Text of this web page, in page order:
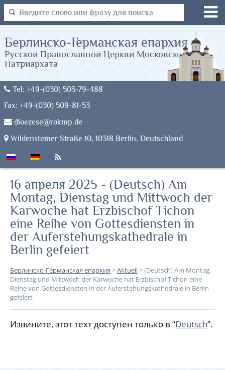
Tel: +49-(030) 503-79-488
Fax: +49-(030) 509-81-53
dioezese@rokmp.de
Wildensteiner Straße 10, 10318 Berlin, Deutschland
Берлинско-Германская епархия
Русской Православной Церкви Московского
Патриархата
16 апреля 2025 - (Deutsch) Am
Montag, Dienstag und Mittwoch der
Karwoche hat Erzbischof Tichon
eine Reihe von Gottesdiensten in
der Auferstehungskathedrale in
Berlin gefeiert
Берлинско-Германская епархия >Aktuell>(Deutsch) Am Montag,
Dienstag und Mittwoch der Karwoche hat Erzbischof Tichon eine
Reihe von Gottesdiensten in der Auferstehungskathedrale in Berlin
gefeiert
Извините, этот техт доступен только в “Deutsch”.